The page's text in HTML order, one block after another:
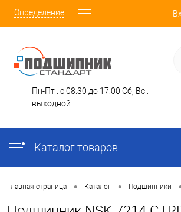
Определение
Пн-Пт : с 08:30 до 17:00 Сб, Вс :
выходной
Каталог товаров
Главная страница • Каталог • Подшипники